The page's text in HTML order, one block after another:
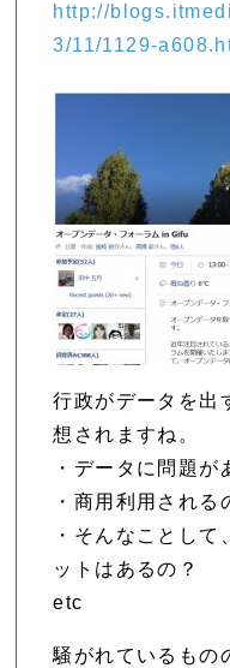
http://
3/11/1129-
行政がデータを出
想されますね。
・データに問題が
・商用利用される
・そんなことして
ットはあるの？
etc
騒がれているもの